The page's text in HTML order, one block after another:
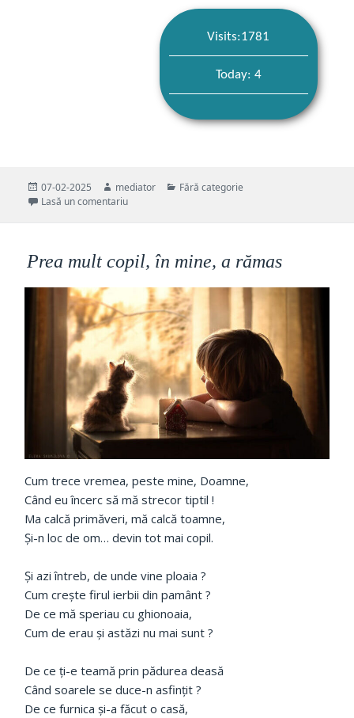
Visits:1781
Today: 4
Publicat
pe
07-02-2025 Autor
mediator Categorii
Fără categorie
Lasă un comentariula Pilda celor trei bătrâni. O pildă de suflet, care
Prea mult copil, în mine, a rămas
Cum trece vremea, peste mine, Doamne,
Când eu încerc să mă strecor tiptil !
Ma calcă primăveri, mă calcă toamne,
Şi-n loc de om… devin tot mai copil.
Şi azi întreb, de unde vine ploaia ?
Cum creşte firul ierbii din pamânt ?
De ce mă speriau cu ghionoaia,
Cum de erau şi astăzi nu mai sunt ?
De ce ţi-e teamă prin pădurea deasă
Când soarele se duce-n asfinţit ?
De ce furnica şi-a făcut o casă,